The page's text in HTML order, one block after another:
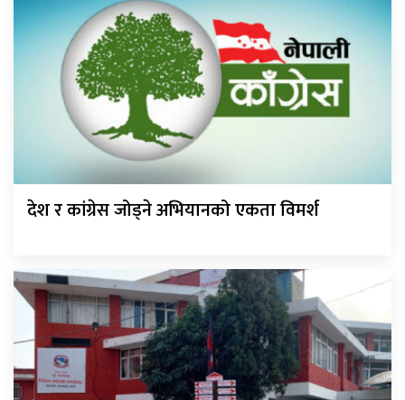
देश र कांग्रेस जोड्ने अभियानको एकता विमर्श